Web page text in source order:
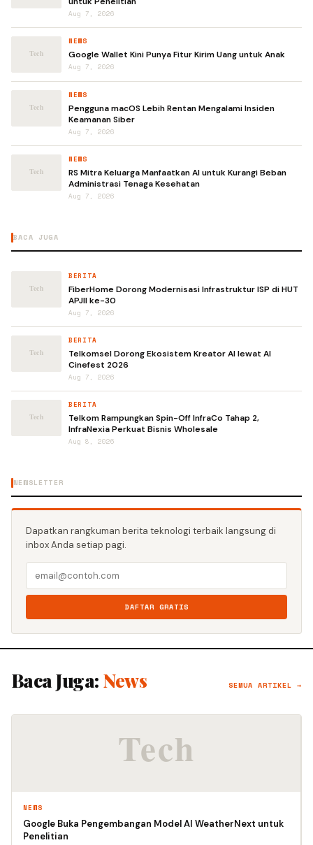
Aug 7, 2026
NEWS
Google Wallet Kini Punya Fitur Kirim Uang untuk Anak
Aug 7, 2026
NEWS
Pengguna macOS Lebih Rentan Mengalami Insiden
Keamanan Siber
Aug 7, 2026
NEWS
RS Mitra Keluarga Manfaatkan AI untuk Kurangi Beban
Administrasi Tenaga Kesehatan
Aug 7, 2026
BACA JUGA
BERITA
FiberHome Dorong Modernisasi Infrastruktur ISP di HUT
APJII ke-30
Aug 7, 2026
BERITA
Telkomsel Dorong Ekosistem Kreator AI lewat AI
Cinefest 2026
Aug 7, 2026
BERITA
Telkom Rampungkan Spin-Off InfraCo Tahap 2,
InfraNexia Perkuat Bisnis Wholesale
Aug 8, 2026
NEWSLETTER
Dapatkan rangkuman berita teknologi terbaik langsung di
inbox Anda setiap pagi.
DAFTAR GRATIS
Baca Juga: News SEMUA ARTIKEL →
NEWS
Google Buka Pengembangan Model AI WeatherNext untuk
Penelitian